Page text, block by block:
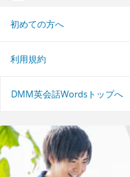
初めての方へ
利用規約
DMM英会話Wordsトップへ